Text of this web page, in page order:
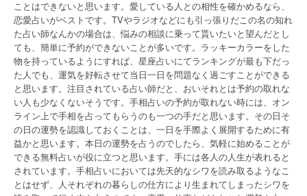
ことはできないと思います。愛している人との相性を確かめるなら、
恋愛占いがベストです。TVやラジオなどにも引っ張りだこの名の知れ
た占い師なんかの場合は、悩みの相談に乗って貰いたいと望んだとし
ても、簡単に予約ができないことが多いです。ラッキーカラーをした
物を持っているようにすれば、星座占いにてランキングが最も下だっ
た人でも、運気を好転させて当日一日を問題なく過ごすことができる
と思います。注目されている占い師だと、おいそれとは予約の取れな
い人も少なくないそうです。手相占いの予約が取れない時には、オン
ライン上で手相を占ってもらうのも一つの手だと思います。その日そ
の日の運勢を認識しておくことは、一日を手際よく展開するために有
益かと思います。本日の運勢を占うのでしたら、気軽に始めることが
できる無料占いが役に立つと思います。手には各人の人生が表れると
されています。手相占いにおいては先天的なシワを読み取るようなこ
とはせず、人それぞれの暮らしの仕方により生まれてしまったシワを